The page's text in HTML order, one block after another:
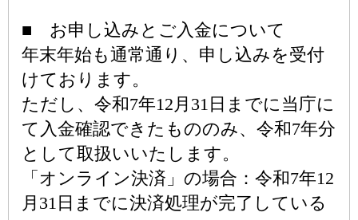
■ お申し込みとご入金について
年末年始も通常通り、申し込みを受付
けております。
ただし、令和7年12月31日までに当庁に
て入金確認できたもののみ、令和7年分
として取扱いいたします。
「オンライン決済」の場合：令和7年12
月31日までに決済処理が完了している